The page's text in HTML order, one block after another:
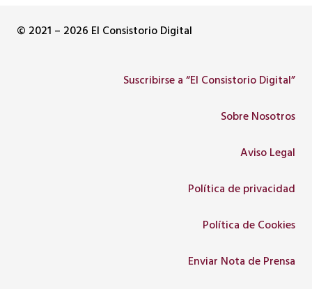
© 2021 – 2026 El Consistorio Digital
Suscribirse a “El Consistorio Digital”
Sobre Nosotros
Aviso Legal
Política de privacidad
Política de Cookies
Enviar Nota de Prensa